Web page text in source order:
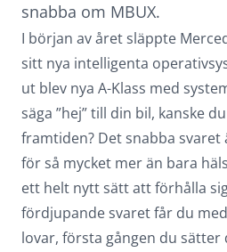
snabba om MBUX.
I början av året släppte
sitt nya intelligenta
ut blev nya A-Klass med
säga ”hej” till din bil, kanske
framtiden? Det snabba svaret
för så mycket mer än bara
ett helt nytt sätt att förhålla
fördjupande svaret får du
lovar, första gången du sätter